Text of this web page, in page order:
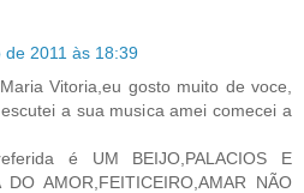
de 2011 às 18:39
Vitoria,eu gosto muito de voce,
a sua musica amei comecei a
é UM BEIJO,PALACIOS E
DO AMOR,FEITICEIRO,AMAR NÃO